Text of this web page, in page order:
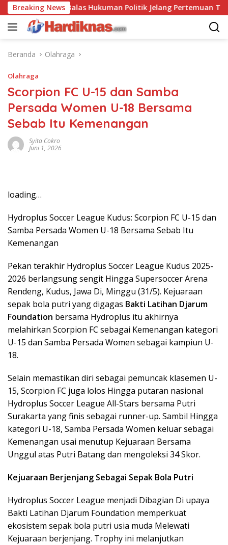
Langsung
ke
konten
Breaking News
Saling Balas Hukuman Politik Jelang Pertemuan Trump
Beranda Olahraga
Olahraga
Scorpion FC U-15 dan Samba
Persada Women U-18 Bersama
Sebab Itu Kemenangan
Syita Cokro
Juni 1, 2026
loading…
Hydroplus Soccer League Kudus: Scorpion FC U-15 dan
Samba Persada Women U-18 Bersama Sebab Itu
Kemenangan
Pekan terakhir Hydroplus Soccer League Kudus 2025-
2026 berlangsung sengit Hingga Supersoccer Arena
Rendeng, Kudus, Jawa Di, Minggu (31/5). Kejuaraan
sepak bola putri yang digagas Bakti Latihan Djarum
Foundation bersama Hydroplus itu akhirnya
melahirkan Scorpion FC sebagai Kemenangan kategori
U-15 dan Samba Persada Women sebagai kampiun U-
18.
Selain memastikan diri sebagai pemuncak klasemen U-
15, Scorpion FC juga lolos Hingga putaran nasional
Hydroplus Soccer League All-Stars bersama Putri
Surakarta yang finis sebagai runner-up. Sambil Hingga
kategori U-18, Samba Persada Women keluar sebagai
Kemenangan usai menutup Kejuaraan Bersama
Unggul atas Putri Batang dan mengoleksi 34 Skor.
Kejuaraan Berjenjang Sebagai Sepak Bola Putri
Hydroplus Soccer League menjadi Dibagian Di upaya
Bakti Latihan Djarum Foundation memperkuat
ekosistem sepak bola putri usia muda Melewati
Kejuaraan berjenjang. Trophy ini melanjutkan